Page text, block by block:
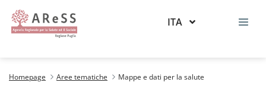
ITA
Homepage Aree tematiche Mappe e dati per la salute